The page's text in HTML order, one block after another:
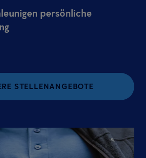
persönliche
STELLENANGEBOTE